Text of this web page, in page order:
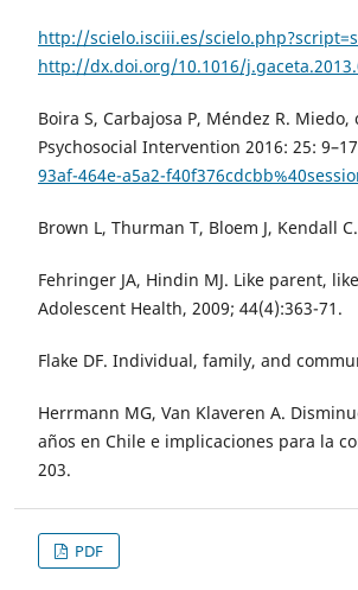
http://scielo.isciii.es/
http://dx.doi.org/10.1016/
Boira S, Carbajosa P, Méndez R.
Psychosocial Intervention 2016: 25:
93af-464e-a5a2-
Brown L, Thurman T, Bloem J, Kendall
Fehringer JA, Hindin MJ. Like parent,
Adolescent Health, 2009; 44(4):363-71.
Flake DF. Individual, family, and
Herrmann MG, Van Klaveren A.
años en Chile e implicaciones para la
203.
PDF